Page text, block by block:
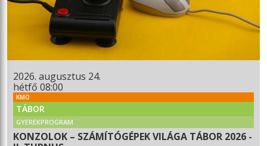
2026. augusztus 24.
hétfő 08:00
KMO
TÁBOR
GYEREKPROGRAM
KONZOLOK – SZÁMÍTÓGÉPEK VILÁGA TÁBOR 2026 -